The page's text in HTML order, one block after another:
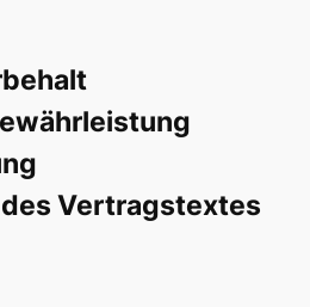
des Vertragstextes